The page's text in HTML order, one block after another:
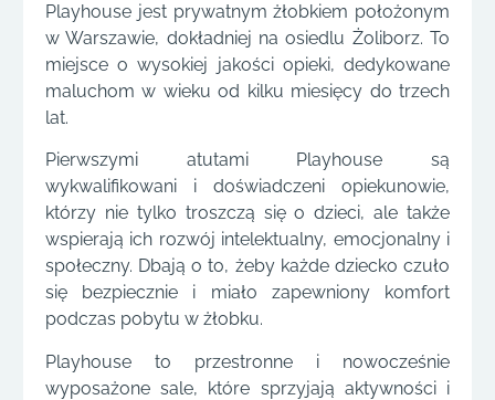
Playhouse jest prywatnym żłobkiem położonym
w Warszawie, dokładniej na osiedlu Żoliborz. To
miejsce o wysokiej jakości opieki, dedykowane
maluchom w wieku od kilku miesięcy do trzech
lat.
Pierwszymi atutami Playhouse są
wykwalifikowani i doświadczeni opiekunowie,
którzy nie tylko troszczą się o dzieci, ale także
wspierają ich rozwój intelektualny, emocjonalny i
społeczny. Dbają o to, żeby każde dziecko czuło
się bezpiecznie i miało zapewniony komfort
podczas pobytu w żłobku.
Playhouse to przestronne i nowocześnie
wyposażone sale, które sprzyjają aktywności i